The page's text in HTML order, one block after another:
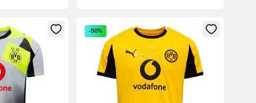
inn eller registrere deg som medlem
Åpner en Modal for å logge inn eller registrere
-50%